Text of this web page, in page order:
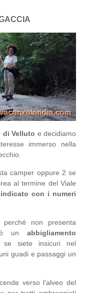
di Velluto e decidiamo
immerso nella
camper oppure 2 se
al termine del Viale
con i numeri
non presenta
un abbigliamento
se siete insicuri nel
guadi e passaggi un
verso l’alveo del